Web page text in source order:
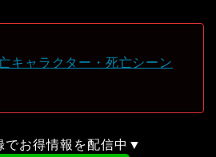
キャラクター・死亡シーン
お得情報を配信中▼